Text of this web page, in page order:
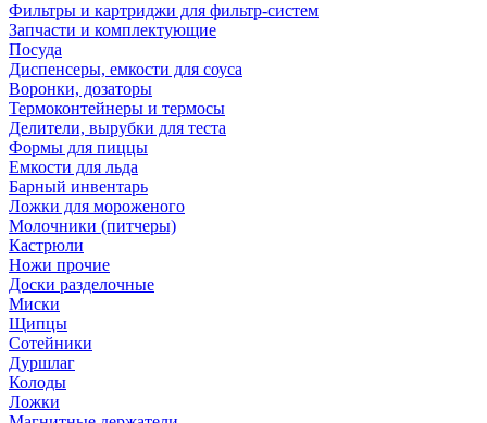
Фильтры и картриджи для фильтр-систем
Запчасти и комплектующие
Посуда
Диспенсеры, емкости для соуса
Воронки, дозаторы
Термоконтейнеры и термосы
Делители, вырубки для теста
Формы для пиццы
Емкости для льда
Барный инвентарь
Ложки для мороженого
Молочники (питчеры)
Кастрюли
Ножи прочие
Доски разделочные
Миски
Щипцы
Сотейники
Дуршлаг
Колоды
Ложки